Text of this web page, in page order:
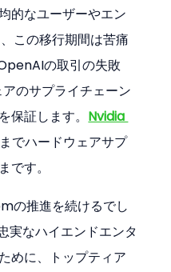
的なユーザーやエン
この移行期間は苦痛
の取引の失敗
のサプライチェーン
保証します。 Nvidia
でハードウェアサプ
です。
の推進を続けるでし
実なハイエンドエンタ
めに、トップティア